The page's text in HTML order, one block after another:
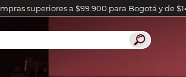
superiores a $99.900 para Bogotá y de